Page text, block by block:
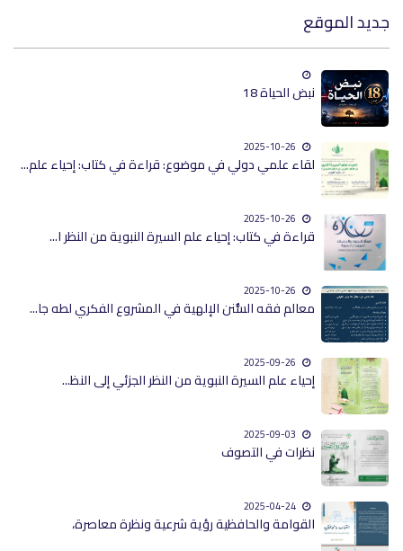
جديد الموقع
نبض الحياة 18
لقاء علمي دولي في موضوع: قراءة في كتاب: إحياء علم...
قراءة في كتاب: إحياء علم السيرة النبوية من النظر ا...
معالم فقه السُّنن الإلهية في المشروع الفكري لطه جا...
إحياء علم السيرة النبوية من النظر الجزئي إلى النظ...
نظرات في التصوف
القوامة والحافظية رؤية شرعية ونظرة معاصرة،